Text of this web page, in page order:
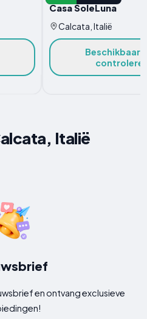
Casa SoleLuna
Calcata, Italië
Italië
en ontvang exclusieve